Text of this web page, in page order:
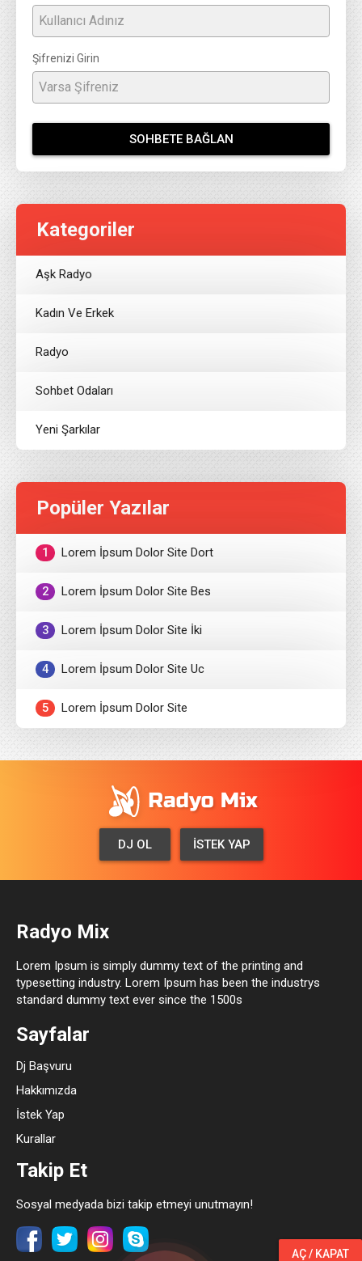
Şifrenizi Girin
SOHBETE BAĞLAN
Kategoriler
Aşk Radyo
Kadın Ve Erkek
Radyo
Sohbet Odaları
Yeni Şarkılar
Popüler Yazılar
1 Lorem İpsum Dolor Site Dort
2 Lorem İpsum Dolor Site Bes
3 Lorem İpsum Dolor Site İki
4 Lorem İpsum Dolor Site Uc
5 Lorem İpsum Dolor Site
DJ OL İSTEK YAP
Radyo Mix
Lorem Ipsum is simply dummy text of the printing and
typesetting industry. Lorem Ipsum has been the industrys
standard dummy text ever since the 1500s
Sayfalar
Dj Başvuru
Hakkımızda
İstek Yap
Kurallar
Takip Et
Sosyal medyada bizi takip etmeyi unutmayın!
AÇ / KAPAT